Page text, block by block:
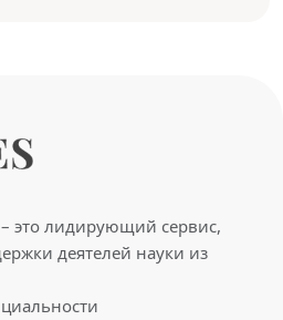
это лидирующий сервис,
деятелей науки из